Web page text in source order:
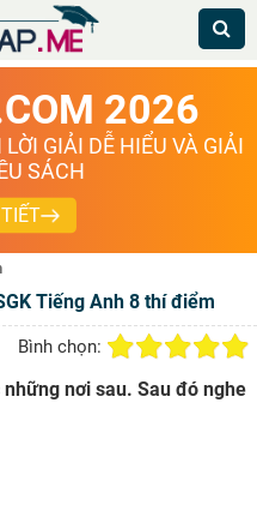
2026
GIẢI DỄ HIỂU VÀ GIẢI
SÁCH
Tiếng Anh 8 thí điểm
Bình chọn:
nơi sau. Sau đó nghe